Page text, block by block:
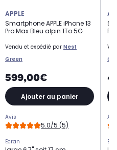
APPLE
Smartphone APPLE iPhone 13
Pro Max Bleu alpin 1To 5G
Vendu et expédié par Nest
Green
599,00€
Ajouter au panier
Avis
5.0/5 (5)
Ecran